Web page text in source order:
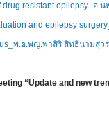
drug resistant epilepsy_อ.
and epilepsy
พ.อ.พญ.พาสิริ สิทธินามสุว
“Update and new